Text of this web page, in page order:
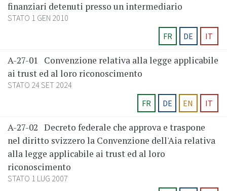
finanziari detenuti presso un intermediario
STATO 1 GEN 2010
FR
DE IT
A-27-01
Convenzione relativa alla legge applicabile
ai trust ed al loro riconoscimento
STATO 24 SET 2024
FR
DE EN IT
A-27-02 Decreto federale che approva e traspone
nel diritto svizzero la Convenzione dell'Aia relativa
alla legge applicabile ai trust ed al loro
riconoscimento
STATO 1 LUG 2007